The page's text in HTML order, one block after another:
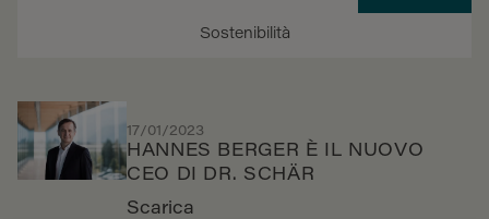
Sostenibilità
17/01/2023
HANNES BERGER È IL NUOVO
CEO DI DR. SCHÄR
Scarica